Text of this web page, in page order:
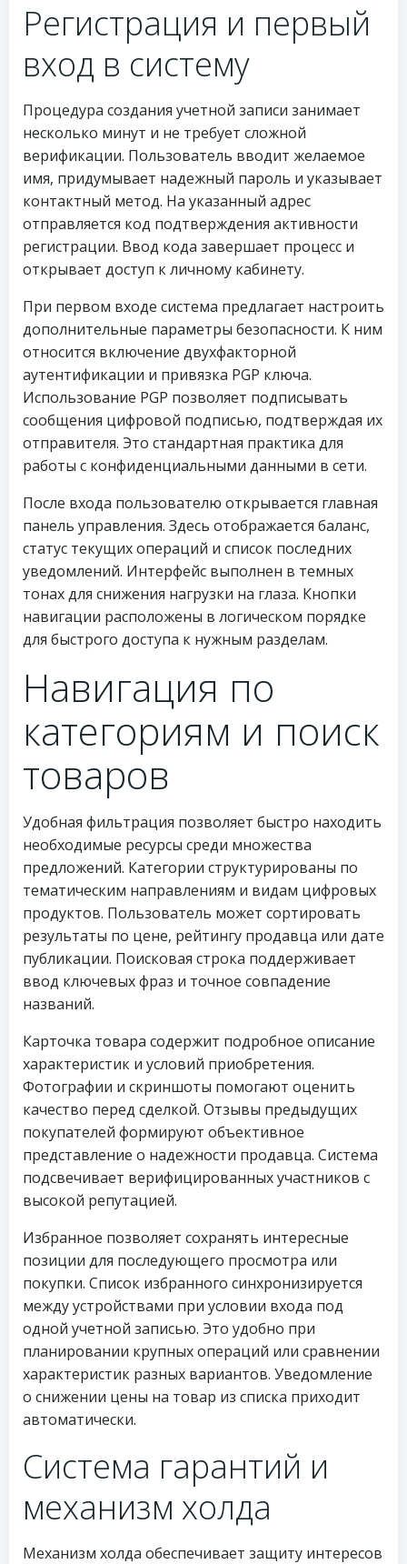
Регистрация и первый
вход в систему
Процедура создания учетной записи занимает
несколько минут и не требует сложной
верификации. Пользователь вводит желаемое
имя, придумывает надежный пароль и указывает
контактный метод. На указанный адрес
отправляется код подтверждения активности
регистрации. Ввод кода завершает процесс и
открывает доступ к личному кабинету.
При первом входе система предлагает настроить
дополнительные параметры безопасности. К ним
относится включение двухфакторной
аутентификации и привязка PGP ключа.
Использование PGP позволяет подписывать
сообщения цифровой подписью, подтверждая их
отправителя. Это стандартная практика для
работы с конфиденциальными данными в сети.
После входа пользователю открывается главная
панель управления. Здесь отображается баланс,
статус текущих операций и список последних
уведомлений. Интерфейс выполнен в темных
тонах для снижения нагрузки на глаза. Кнопки
навигации расположены в логическом порядке
для быстрого доступа к нужным разделам.
Навигация по
категориям и поиск
товаров
Удобная фильтрация позволяет быстро находить
необходимые ресурсы среди множества
предложений. Категории структурированы по
тематическим направлениям и видам цифровых
продуктов. Пользователь может сортировать
результаты по цене, рейтингу продавца или дате
публикации. Поисковая строка поддерживает
ввод ключевых фраз и точное совпадение
названий.
Карточка товара содержит подробное описание
характеристик и условий приобретения.
Фотографии и скриншоты помогают оценить
качество перед сделкой. Отзывы предыдущих
покупателей формируют объективное
представление о надежности продавца. Система
подсвечивает верифицированных участников с
высокой репутацией.
Избранное позволяет сохранять интересные
позиции для последующего просмотра или
покупки. Список избранного синхронизируется
между устройствами при условии входа под
одной учетной записью. Это удобно при
планировании крупных операций или сравнении
характеристик разных вариантов. Уведомление
о снижении цены на товар из списка приходит
автоматически.
Система гарантий и
механизм холда
Механизм холда обеспечивает защиту интересов